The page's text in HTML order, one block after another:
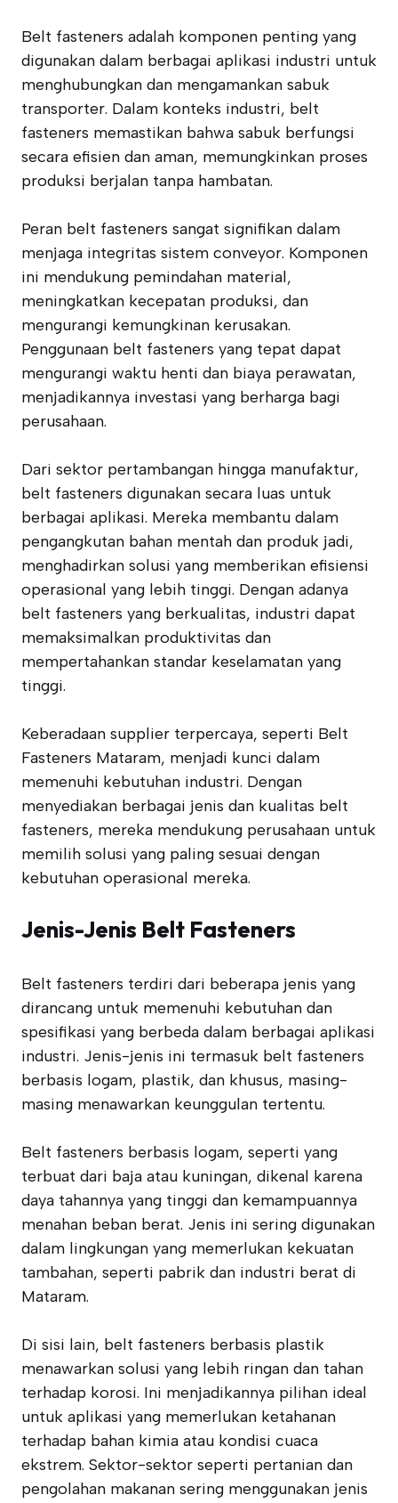
Belt fasteners adalah komponen penting yang
digunakan dalam berbagai aplikasi industri untuk
menghubungkan dan mengamankan sabuk
transporter. Dalam konteks industri, belt
fasteners memastikan bahwa sabuk berfungsi
secara efisien dan aman, memungkinkan proses
produksi berjalan tanpa hambatan.
Peran belt fasteners sangat signifikan dalam
menjaga integritas sistem conveyor. Komponen
ini mendukung pemindahan material,
meningkatkan kecepatan produksi, dan
mengurangi kemungkinan kerusakan.
Penggunaan belt fasteners yang tepat dapat
mengurangi waktu henti dan biaya perawatan,
menjadikannya investasi yang berharga bagi
perusahaan.
Dari sektor pertambangan hingga manufaktur,
belt fasteners digunakan secara luas untuk
berbagai aplikasi. Mereka membantu dalam
pengangkutan bahan mentah dan produk jadi,
menghadirkan solusi yang memberikan efisiensi
operasional yang lebih tinggi. Dengan adanya
belt fasteners yang berkualitas, industri dapat
memaksimalkan produktivitas dan
mempertahankan standar keselamatan yang
tinggi.
Keberadaan supplier terpercaya, seperti Belt
Fasteners Mataram, menjadi kunci dalam
memenuhi kebutuhan industri. Dengan
menyediakan berbagai jenis dan kualitas belt
fasteners, mereka mendukung perusahaan untuk
memilih solusi yang paling sesuai dengan
kebutuhan operasional mereka.
Jenis-Jenis Belt Fasteners
Belt fasteners terdiri dari beberapa jenis yang
dirancang untuk memenuhi kebutuhan dan
spesifikasi yang berbeda dalam berbagai aplikasi
industri. Jenis-jenis ini termasuk belt fasteners
berbasis logam, plastik, dan khusus, masing-
masing menawarkan keunggulan tertentu.
Belt fasteners berbasis logam, seperti yang
terbuat dari baja atau kuningan, dikenal karena
daya tahannya yang tinggi dan kemampuannya
menahan beban berat. Jenis ini sering digunakan
dalam lingkungan yang memerlukan kekuatan
tambahan, seperti pabrik dan industri berat di
Mataram.
Di sisi lain, belt fasteners berbasis plastik
menawarkan solusi yang lebih ringan dan tahan
terhadap korosi. Ini menjadikannya pilihan ideal
untuk aplikasi yang memerlukan ketahanan
terhadap bahan kimia atau kondisi cuaca
ekstrem. Sektor-sektor seperti pertanian dan
pengolahan makanan sering menggunakan jenis